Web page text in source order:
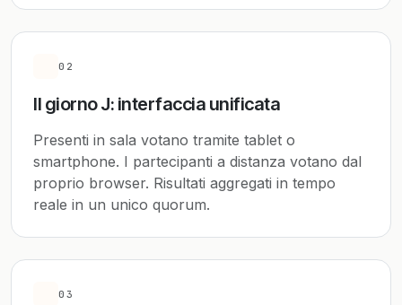
02
Il giorno J: interfaccia unificata
Presenti in sala votano tramite tablet o
smartphone. I partecipanti a distanza votano dal
proprio browser. Risultati aggregati in tempo
reale in un unico quorum.
03